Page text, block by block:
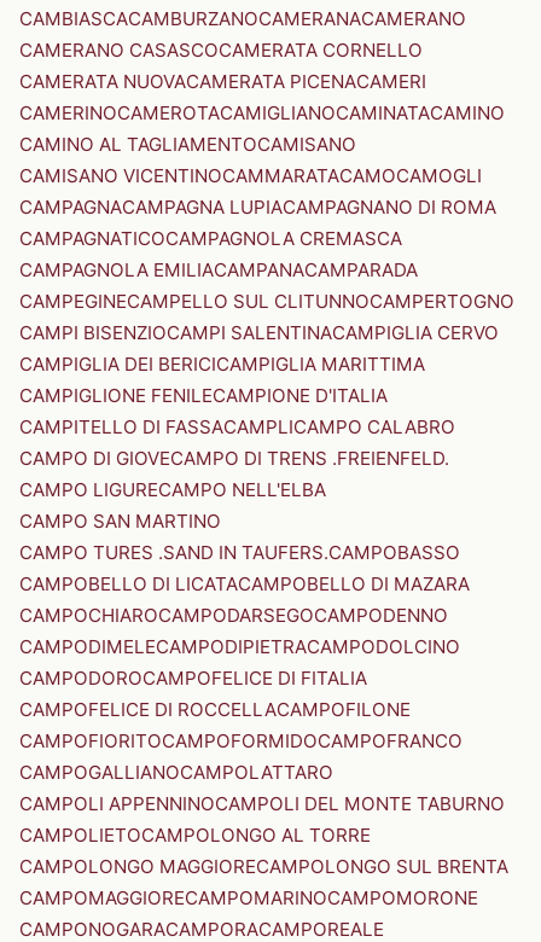
CAMBIASCACAMBURZANOCAMERANACAMERANO
CAMERANO CASASCOCAMERATA CORNELLO
CAMERATA NUOVACAMERATA PICENACAMERI
CAMERINOCAMEROTACAMIGLIANOCAMINATACAMINO
CAMINO AL TAGLIAMENTOCAMISANO
CAMISANO VICENTINOCAMMARATACAMOCAMOGLI
CAMPAGNACAMPAGNA LUPIACAMPAGNANO DI ROMA
CAMPAGNATICOCAMPAGNOLA CREMASCA
CAMPAGNOLA EMILIACAMPANACAMPARADA
CAMPEGINECAMPELLO SUL CLITUNNOCAMPERTOGNO
CAMPI BISENZIOCAMPI SALENTINACAMPIGLIA CERVO
CAMPIGLIA DEI BERICICAMPIGLIA MARITTIMA
CAMPIGLIONE FENILECAMPIONE D'ITALIA
CAMPITELLO DI FASSACAMPLICAMPO CALABRO
CAMPO DI GIOVECAMPO DI TRENS .FREIENFELD.
CAMPO LIGURECAMPO NELL'ELBA
CAMPO SAN MARTINO
CAMPO TURES .SAND IN TAUFERS.CAMPOBASSO
CAMPOBELLO DI LICATACAMPOBELLO DI MAZARA
CAMPOCHIAROCAMPODARSEGOCAMPODENNO
CAMPODIMELECAMPODIPIETRACAMPODOLCINO
CAMPODOROCAMPOFELICE DI FITALIA
CAMPOFELICE DI ROCCELLACAMPOFILONE
CAMPOFIORITOCAMPOFORMIDOCAMPOFRANCO
CAMPOGALLIANOCAMPOLATTARO
CAMPOLI APPENNINOCAMPOLI DEL MONTE TABURNO
CAMPOLIETOCAMPOLONGO AL TORRE
CAMPOLONGO MAGGIORECAMPOLONGO SUL BRENTA
CAMPOMAGGIORECAMPOMARINOCAMPOMORONE
CAMPONOGARACAMPORACAMPOREALE